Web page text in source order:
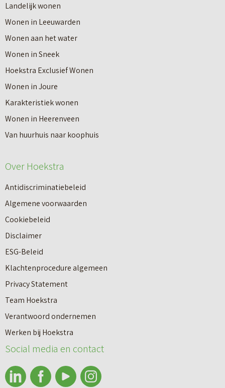
Nieuwbouw
Huren
r
I
n
8
s
t
a
p
p
n
n
a
a
r
e
e
n
n
i
e
u
o
v
e
r
V
a
n
n
e
u
Landelijk wonen
Wonen in Leeuwarden
Wonen aan het water
Wonen in Sneek
Hoekstra Exclusief Wonen
Wonen in Joure
Karakteristiek wonen
Wonen in Heerenveen
Van huurhuis naar koophuis
Over Hoekstra
Antidiscriminatiebeleid
Algemene voorwaarden
Cookiebeleid
Disclaimer
ESG-Beleid
Klachtenprocedure algemeen
Privacy Statement
Team Hoekstra
Verantwoord ondernemen
Werken bij Hoekstra
Social media en contact